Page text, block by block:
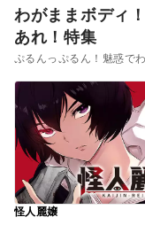
わがままボディ
あれ！特集
ぷるんっぷるん！魅惑で
怪人麗嬢